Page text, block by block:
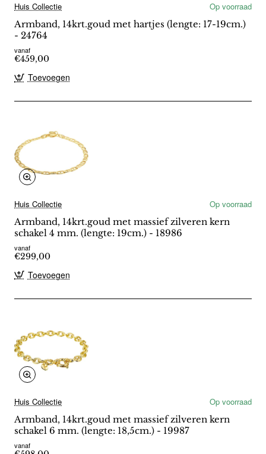
Huis Collectie
Op voorraad
Armband, 14krt.goud met hartjes (lengte: 17-19cm.)
- 24764
vanaf
€459,00
Toevoegen
Huis Collectie
Op voorraad
Armband, 14krt.goud met massief zilveren kern
schakel 4 mm. (lengte: 19cm.) - 18986
vanaf
€299,00
Toevoegen
Huis Collectie
Op voorraad
Armband, 14krt.goud met massief zilveren kern
schakel 6 mm. (lengte: 18,5cm.) - 19987
vanaf